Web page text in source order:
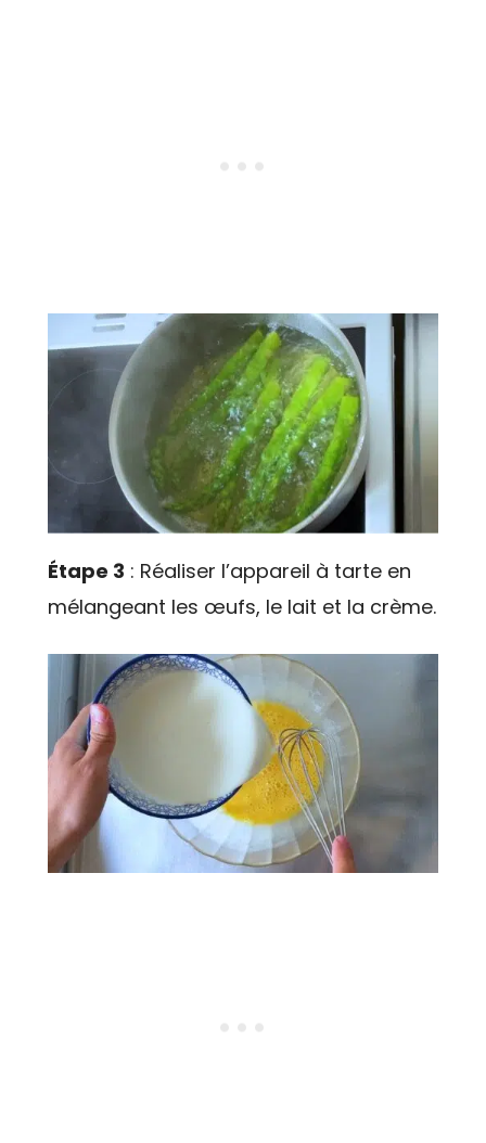
Étape 3 : Réaliser l’appareil à tarte en
mélangeant les œufs, le lait et la crème.